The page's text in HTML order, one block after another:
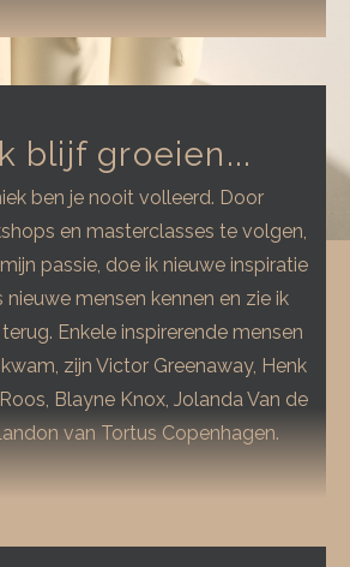
blijf groeien...
ben je nooit volleerd. Door
en masterclasses te volgen,
passie, doe ik nieuwe inspiratie
nieuwe mensen kennen en zie ik
Enkele inspirerende mensen
zijn Victor Greenaway, Henk
Blayne Knox, Jolanda Van de
van Tortus Copenhagen.